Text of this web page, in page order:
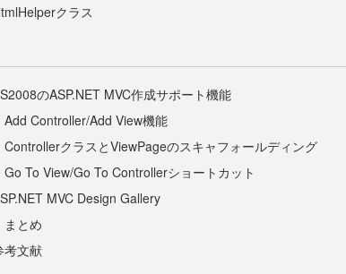
クラス
のASP.NET MVC作成サポート機能
Add Controller/Add View機能
ControllerクラスとViewPageのスキャフォールディング
Go To View/Go To Controllerショートカット
MVC Design Gallery
まとめ
考文献